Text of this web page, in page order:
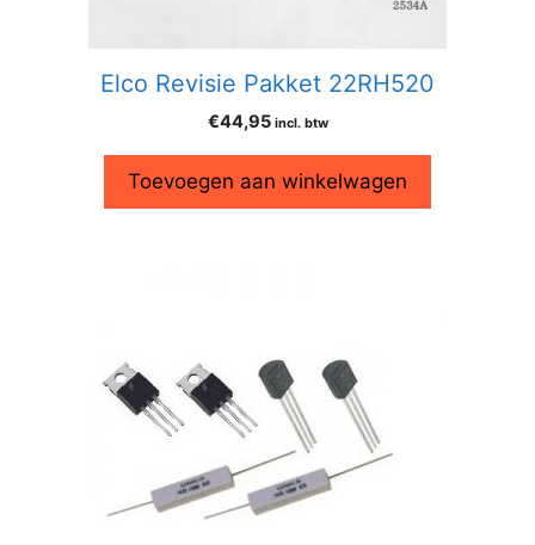
Elco Revisie Pakket 22RH520
€44,95 incl. btw
Toevoegen aan winkelwagen